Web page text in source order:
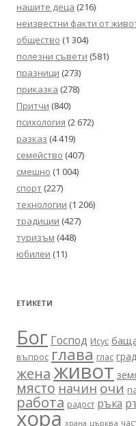
нашите деца (216)
неизвестни факти от
общество (1 304)
полезни съвети (581)
празници (273)
приказка (278)
Притчи (840)
психология (2 672)
разказ (4 419)
семейство (407)
смешно (1 004)
спорт (227)
технологии (1 206)
традиции (427)
туризъм (448)
юбилеи (11)
ЕТИКЕТИ
Бог Господ Исус
въпрос глава глас град
женаживот
място начин очи
работа радост ръка
хора храна църква